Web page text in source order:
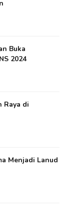
Buka
2024
Raya di
Menjadi Lanud